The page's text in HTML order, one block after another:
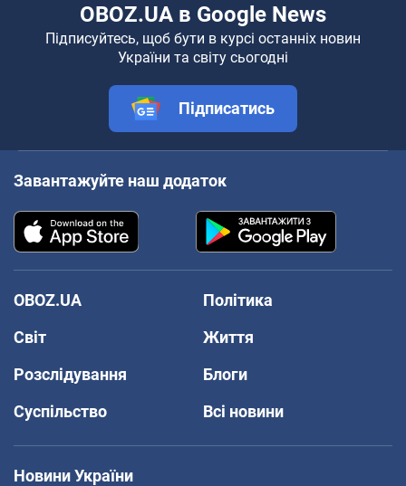
OBOZ.UA в Google News
Підписуйтесь, щоб бути в курсі останніх новин
України та світу сьогодні
Підписатись
Завантажуйте наш додаток
OBOZ.UA
Політика
Світ
Життя
Розслідування
Блоги
Суспільство
Всі новини
Новини України